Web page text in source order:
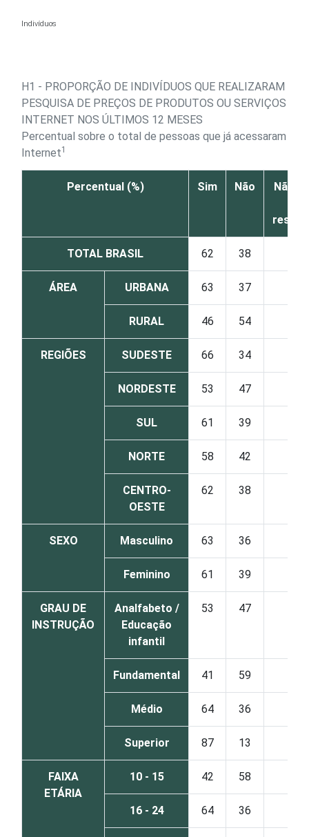
Indivíduos
H1 - PROPORÇÃO DE INDIVÍDUOS QUE REALIZARAM
PESQUISA DE PREÇOS DE PRODUTOS OU SERVIÇOS NA
INTERNET NOS ÚLTIMOS 12 MESES
Percentual sobre o total de pessoas que já acessaram a
Internet1
Percentual (%) Sim Não
Não
TOTAL BRASIL 62 38
ÁREA URBANA 63 37
RURAL 46 54
REGIÕES SUDESTE 66 34
NORDESTE 53 47
SUL 61 39
NORTE 58 42
CENTRO-
OESTE
62 38
SEXO Masculino 63 36
Feminino 61 39
GRAU DE
INSTRUÇÃO
Analfabeto /
Educação
infantil
53 47
Fundamental 41 59
Médio 64 36
Superior 87 13
FAIXA
ETÁRIA
10 - 15 42 58
16 - 24 64 36